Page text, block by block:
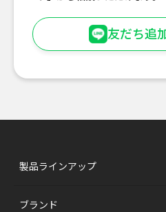
友だち追
製品ラインアップ
ブランド